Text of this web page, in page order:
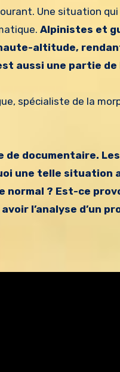
Une situation
Alpinistes et
altitude,
aussi une partie
spécialiste de la
documentaire.
une telle situation
? Est-ce
l’analyse d’un